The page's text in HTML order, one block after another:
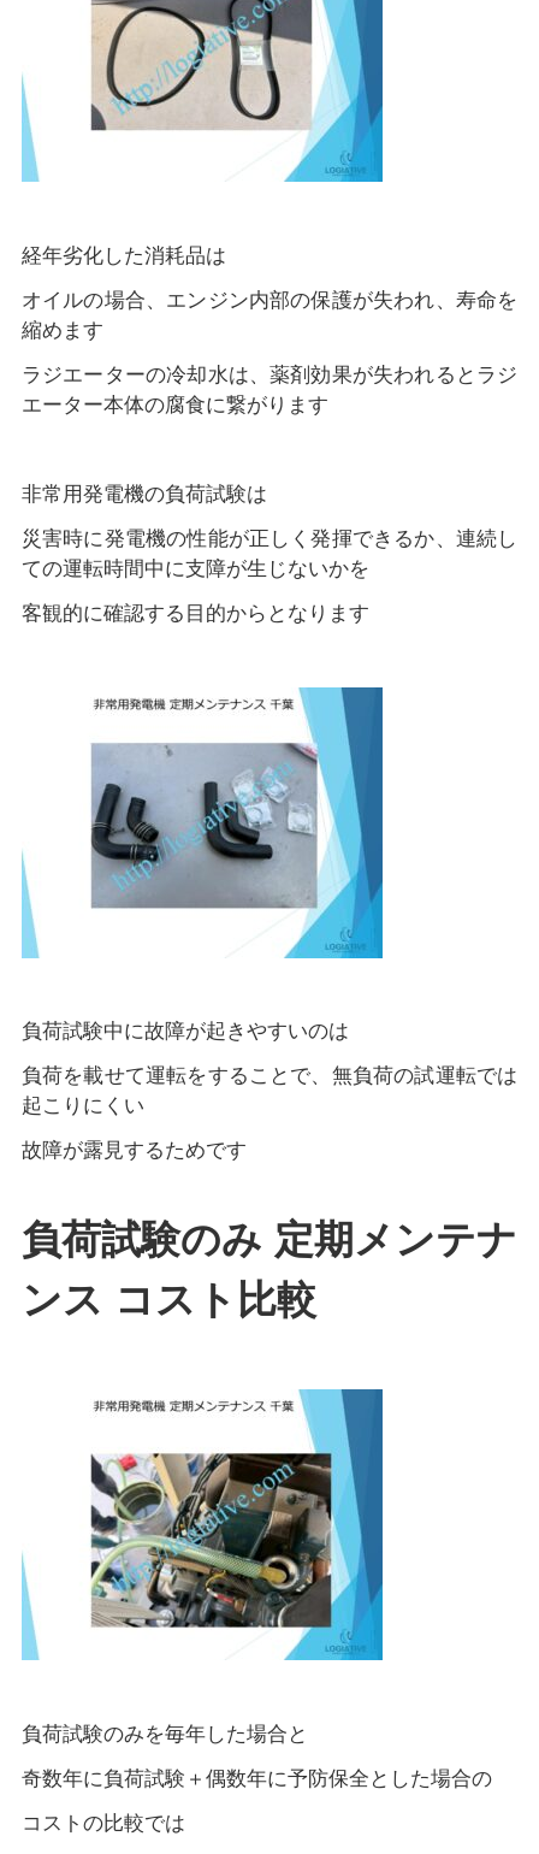
経年劣化した消耗品は
オイルの場合、エンジン内部の保護が失われ、寿命を
縮めます
ラジエーターの冷却水は、薬剤効果が失われるとラジ
エーター本体の腐食に繋がります
非常用発電機の負荷試験は
災害時に発電機の性能が正しく発揮できるか、連続し
ての運転時間中に支障が生じないかを
客観的に確認する目的からとなります
負荷試験中に故障が起きやすいのは
負荷を載せて運転をすることで、無負荷の試運転では
起こりにくい
故障が露見するためです
負荷試験のみ 定期メンテナ
ンス コスト比較
負荷試験のみを毎年した場合と
奇数年に負荷試験＋偶数年に予防保全とした場合の
コストの比較では